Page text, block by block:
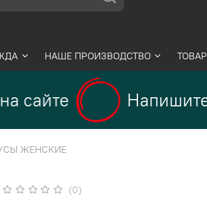
НАШЕ ПРОИЗВОДСТВО
сайте
ЖЕНСКИЕ
(0)